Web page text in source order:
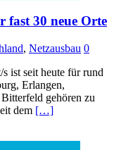
fast 30 neue Orte
, Netzausbau 0
ist seit heute für rund
Erlangen,
gehören zu
dem […]